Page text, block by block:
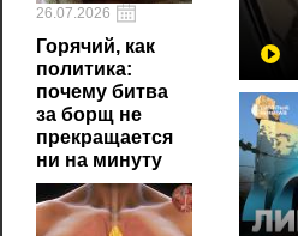
26.07.2026
Горячий, как
политика:
почему битва
за борщ не
прекращается
ни на минуту